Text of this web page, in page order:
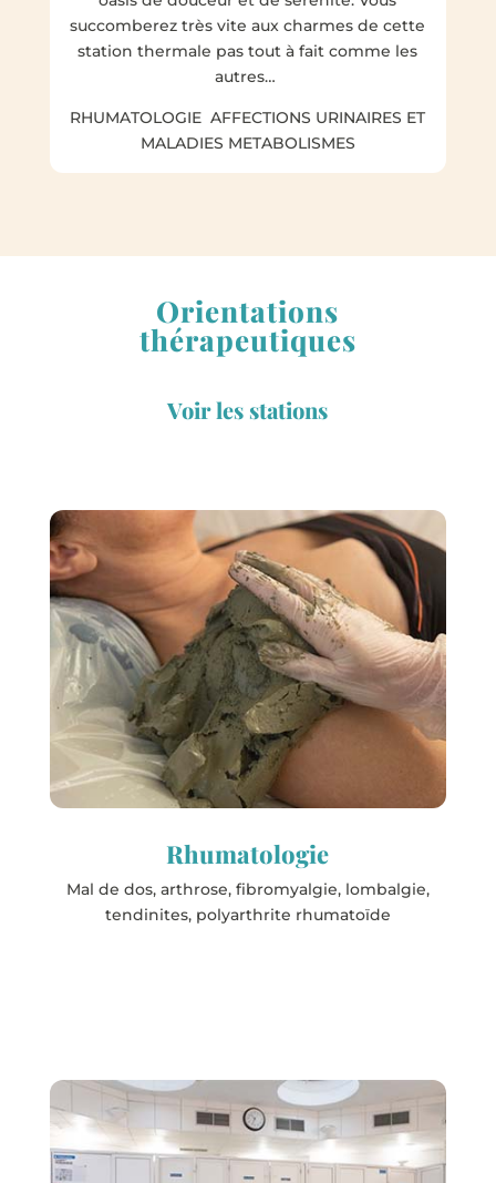
succomberez très vite aux charmes de cette
station thermale pas tout à fait comme les
autres…
RHUMATOLOGIE AFFECTIONS URINAIRES ET
MALADIES METABOLISMES
Orientations
thérapeutiques
Voir les stations
Rhumatologie
Mal de dos, arthrose, fibromyalgie, lombalgie,
tendinites, polyarthrite rhumatoïde
Les stations
Casteljaloux
Cambo-les-Bains
Dax
Eaux-Bonnes
Eugénie-les-Bains
Evaux-les-Bains
Jonzac
Préchac-les-Bains
Rochefort
Salies-de-Béarn
Saubusse
Les stations